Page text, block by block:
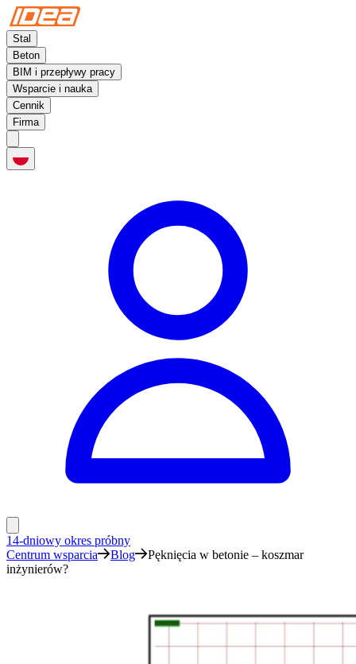
Stal
Beton
BIM i przepływy pracy
Wsparcie i nauka
Cennik
Firma
14-dniowy okres próbny
Centrum wsparcia
Blog
Pęknięcia w betonie – koszmar
inżynierów?